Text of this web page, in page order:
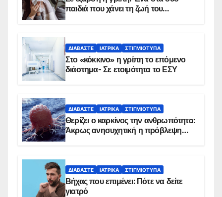
παιδιά που χάνει τη ζωή του
ΔΙΑΒΆΣΤΕ ΙΑΤΡΙΚΆ ΣΤΙΓΜΙΌΤΥΠΑ
Στο «κόκκινο» η γρίπη το επόμενο
διάστημα- Σε ετοιμότητα το ΕΣΥ
ΔΙΑΒΆΣΤΕ ΙΑΤΡΙΚΆ ΣΤΙΓΜΙΌΤΥΠΑ
Θερίζει ο καρκίνος την ανθρωπότητα:
Άκρως ανησυχητική η πρόβλεψη…
ΔΙΑΒΆΣΤΕ ΙΑΤΡΙΚΆ ΣΤΙΓΜΙΌΤΥΠΑ
Βήχας που επιμένει: Πότε να δείτε
γιατρό